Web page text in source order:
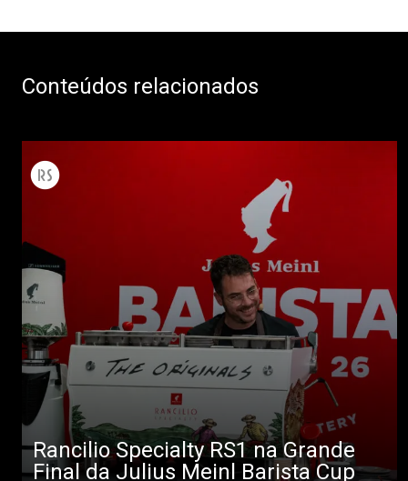
Conteúdos relacionados
Rancilio Specialty RS1 na Grande
Final da Julius Meinl Barista Cup